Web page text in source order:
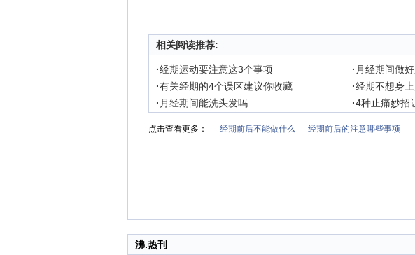
相关阅读推荐:
·经期运动要注意这3个事项 · 月经期间做
·有关经期的4个误区建议你收藏 ·经期不想身
· 月经期间能洗头发吗 ·4种止痛妙招
点击查看更多： 经期前后不能做什么 经期前后的注意哪些事项
沸.热刊